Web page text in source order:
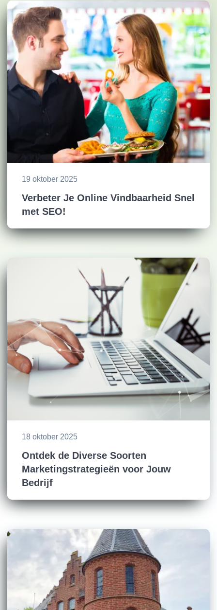
19 oktober 2025
Verbeter Je Online Vindbaarheid Snel
met SEO!
18 oktober 2025
Ontdek de Diverse Soorten
Marketingstrategieën voor Jouw
Bedrijf